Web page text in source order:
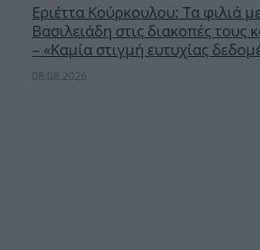
Εριέττα Κούρκουλου: Τα φιλιά
Βασιλειάδη στις διακοπές τους
– «Καμία στιγμή ευτυχίας
08.08.2026